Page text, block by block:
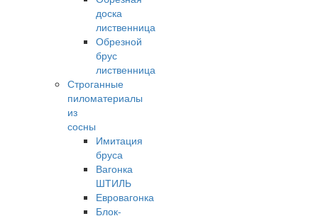
доска
лиственница
Обрезной
брус
лиственница
Строганные
пиломатериалы
из
сосны
Имитация
бруса
Вагонка
ШТИЛЬ
Евровагонка
Блок-